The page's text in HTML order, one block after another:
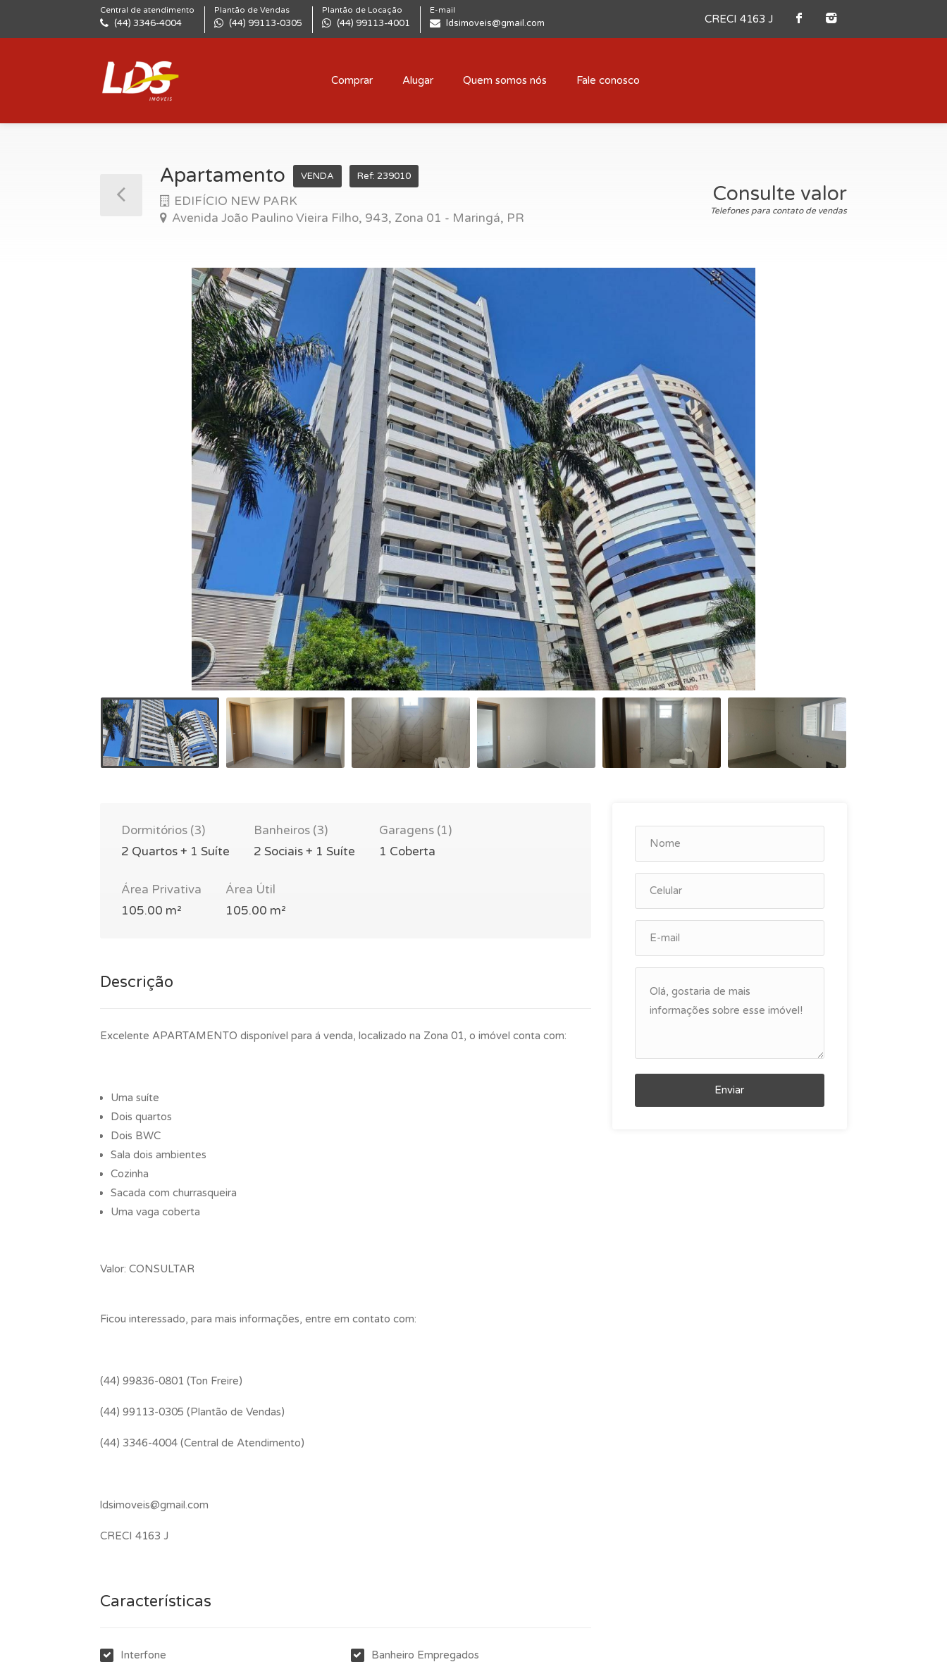
Central de atendimento
(44) 3346-4004
Plantão de Vendas
(44) 99113-0305
Plantão de Locação
(44) 99113-4001
E-mail
ldsimoveis@gmail.com CRECI 4163 J
Comprar Alugar Quem somos nós Fale conosco
Apartamento VENDA Ref: 239010
EDIFÍCIO NEW PARK
Avenida João Paulino Vieira Filho, 943, Zona 01 - Maringá, PR
Consulte valor
Telefones para contato de vendas
Dormitórios (3)
2 Quartos + 1 Suíte
Banheiros (3)
2 Sociais + 1 Suíte
Garagens (1)
1 Coberta
Área Privativa
105.00 m²
Área Útil
105.00 m²
Descrição
Excelente APARTAMENTO disponível para á venda, localizado na Zona 01, o imóvel conta com:
Uma suíte
Dois quartos
Dois BWC
Sala dois ambientes
Cozinha
Sacada com churrasqueira
Uma vaga coberta
Valor: CONSULTAR
Ficou interessado, para mais informações, entre em contato com:
(44) 99836-0801 (Ton Freire)
(44) 99113-0305 (Plantão de Vendas)
(44) 3346-4004 (Central de Atendimento)
ldsimoveis@gmail.com
CRECI 4163 J
Características
Interfone
Banheiro Empregados
Enviar